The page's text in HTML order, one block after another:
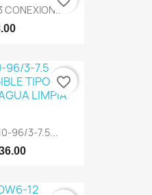
CONEXION...
96/3-7.5...
favorite_border